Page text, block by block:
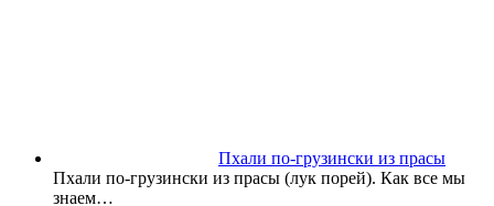
Пхали по-грузински из прасы
Пхали по-грузински из прасы (лук порей). Как все мы
знаем…